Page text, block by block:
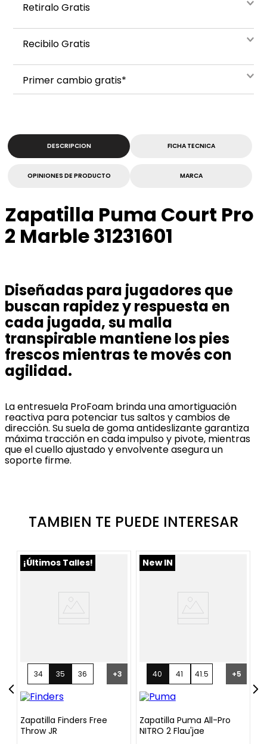
Retiralo Gratis
Recibilo Gratis
Primer cambio gratis*
DESCRIPCION FICHA TECNICA
OPINIONES DE PRODUCTO MARCA
Zapatilla Puma Court Pro
2 Marble 31231601
Diseñadas para jugadores que
buscan rapidez y respuesta en
cada jugada, su malla
transpirable mantiene los pies
frescos mientras te movés con
agilidad.
La entresuela ProFoam brinda una amortiguación
reactiva para potenciar tus saltos y cambios de
dirección. Su suela de goma antideslizante garantiza
máxima tracción en cada impulso y pivote, mientras
que el cuello ajustado y envolvente asegura un
soporte firme.
TAMBIEN TE PUEDE INTERESAR
¡Últimos Talles!
34 35 36 +3
Zapatilla Finders Free
Throw JR
New IN
40 41 41.5 +5
Zapatilla Puma All-Pro
NITRO 2 Flau'jae